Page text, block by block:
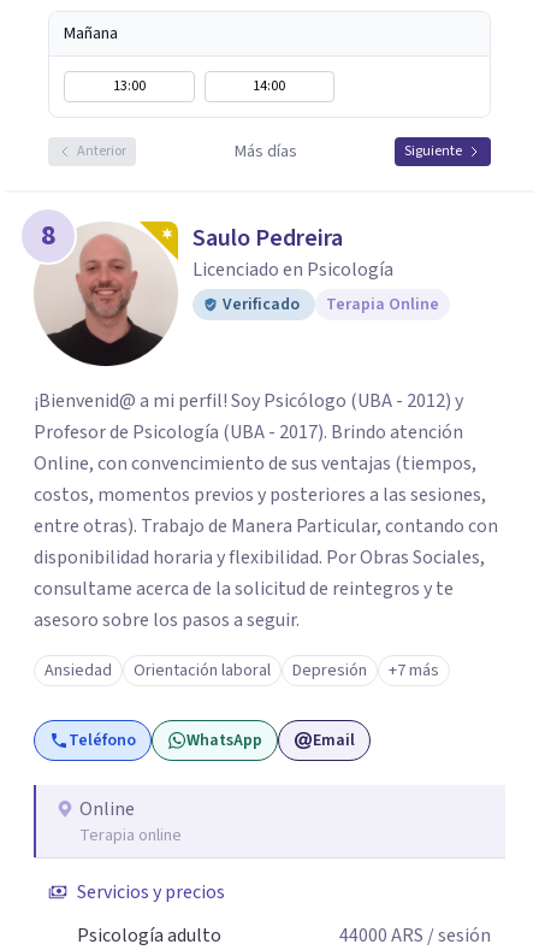
Mañana
13:00 14:00
Anterior Más días Siguiente
8 Saulo Pedreira
Licenciado en Psicología
Verificado Terapia Online
¡Bienvenid@ a mi perfil! Soy Psicólogo (UBA - 2012) y
Profesor de Psicología (UBA - 2017). Brindo atención
Online, con convencimiento de sus ventajas (tiempos,
costos, momentos previos y posteriores a las sesiones,
entre otras). Trabajo de Manera Particular, contando con
disponibilidad horaria y flexibilidad. Por Obras Sociales,
consultame acerca de la solicitud de reintegros y te
asesoro sobre los pasos a seguir.
Ansiedad Orientación laboral Depresión +7 más
Teléfono WhatsApp Email
Online
Terapia online
Servicios y precios
Psicología adulto
44000ARS / sesión